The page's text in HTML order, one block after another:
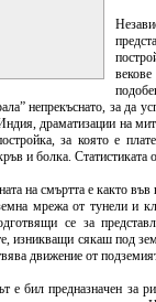
непрекъснато, за да
драматизации на
за която е
и болка.
на смъртта е както
мрежа от тунели и
се за
изникващи сякаш под
движение от
е бил предназначен за